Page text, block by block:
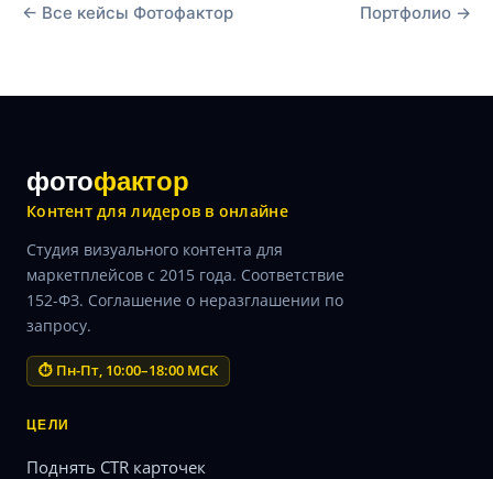
← Все кейсы Фотофактор Портфолио →
фотофактор
Контент для лидеров в онлайне
Студия визуального контента для
маркетплейсов с 2015 года. Соответствие
152-ФЗ. Соглашение о неразглашении по
запросу.
⏱ Пн-Пт, 10:00–18:00 МСК
ЦЕЛИ
Поднять CTR карточек